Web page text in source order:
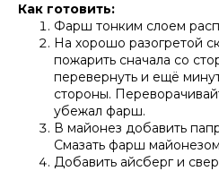
Как готовить:
Фарш тонким слоем
На хорошо разогретой
пожарить сначала со
перевернуть и ещё
стороны.
убежал фарш.
В майонез добавить
Смазать фарш
Добавить айсберг и